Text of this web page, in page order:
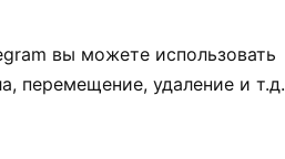
вы можете использовать
перемещение, удаление и т.д.